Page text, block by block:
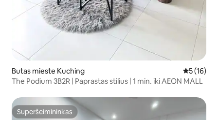
Butas mieste Kuching Vidutinis
5 (16)
The Podium 3B2R | Paprastas stilius | 1 min. iki AEON MALL
Superšeimininkas
Superšeimininkas